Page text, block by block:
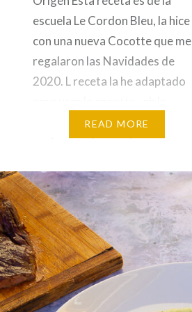
escuela Le Cordon Bleu, la hice
con una nueva Cocotte que me
regalaron las Navidades de
2020. L receta la he adaptado
original se cocina la carne al
vacío en un horno de vapor.
ternera Marinada: 1…
READ MORE